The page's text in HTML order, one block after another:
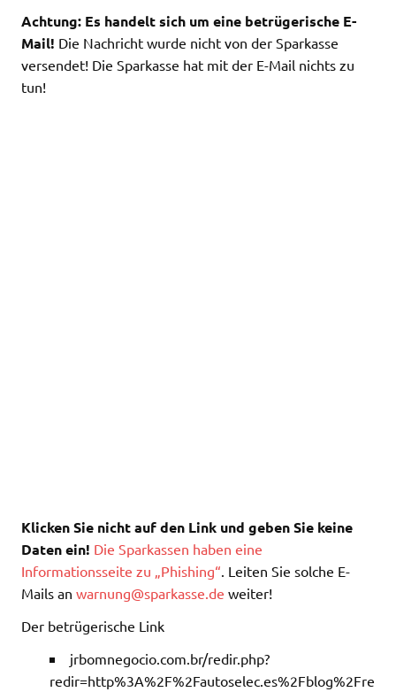
Achtung: Es handelt sich um eine betrügerische E-
Mail! Die Nachricht wurde nicht von der Sparkasse
versendet! Die Sparkasse hat mit der E-Mail nichts zu
tun!
Klicken Sie nicht auf den Link und geben Sie keine
Daten ein! Die Sparkassen haben eine
Informationsseite zu „Phishing“. Leiten Sie solche E-
Mails an warnung@sparkasse.de weiter!
Der betrügerische Link
jrbomnegocio.com.br/redir.php?
redir=http%3A%2F%2Fautoselec.es%2Fblog%2Fre